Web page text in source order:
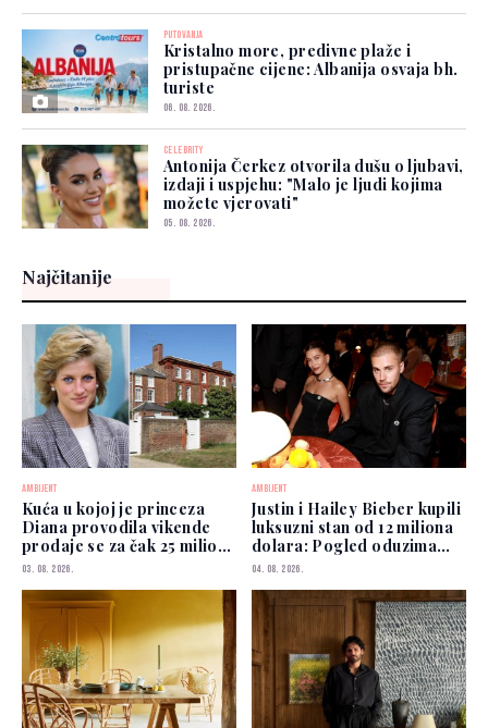
PUTOVANJA
Kristalno more, predivne plaže i
pristupačne cijene: Albanija osvaja bh.
turiste
06. 08. 2026.
CELEBRITY
Antonija Čerkez otvorila dušu o ljubavi,
izdaji i uspjehu: "Malo je ljudi kojima
možete vjerovati"
05. 08. 2026.
Najčitanije
AMBIJENT
Kuća u kojoj je princeza
Diana provodila vikende
prodaje se za čak 25 miliona
funti
03. 08. 2026.
AMBIJENT
Justin i Hailey Bieber kupili
luksuzni stan od 12 miliona
dolara: Pogled oduzima
dah
04. 08. 2026.